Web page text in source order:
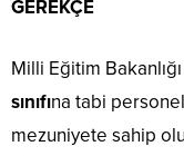
GEREKÇE
Milli Eğitim
sınıfına tabi
mezuniyete sahip